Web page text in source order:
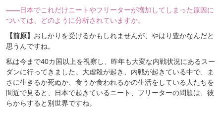
――日本でこれだけニートやフリーターが増加してしまった原因に
ついては、どのように分析されていますか。
【前原】 おしかりを受けるかもしれませんが、やはり豊かなんだと
思うんですね。
私は今まで40カ国以上を視察し、昨年も大変な内戦状況にあるスー
ダンに行ってきました。大虐殺が起き、内戦が起きている中で、ま
さに生きるか死ぬか、食うか食われるかの生活をしている人たちを
間近で見ると、日本で起きているニート、フリーターの問題は、彼
らからすると別世界ですね。